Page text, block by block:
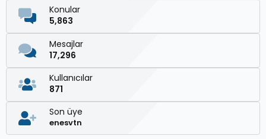
Konular
5,863
Mesajlar
17,296
Kullanıcılar
871
Son üye
enesvtn